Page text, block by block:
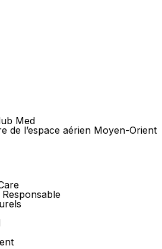
Med
de l’espace aérien Moyen-Orient